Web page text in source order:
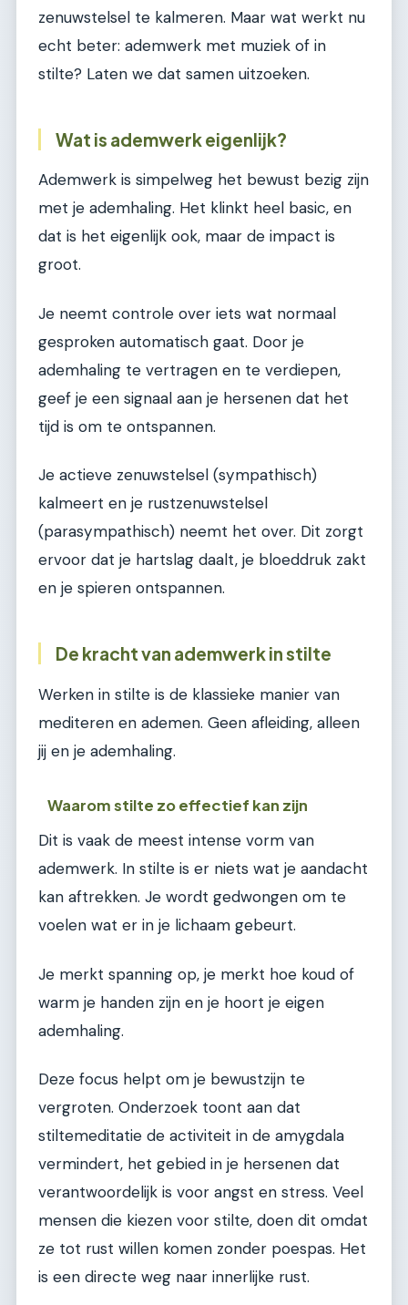
zenuwstelsel te kalmeren. Maar wat werkt nu
echt beter: ademwerk met muziek of in
stilte? Laten we dat samen uitzoeken.
Wat is ademwerk eigenlijk?
Ademwerk is simpelweg het bewust bezig zijn
met je ademhaling. Het klinkt heel basic, en
dat is het eigenlijk ook, maar de impact is
groot.
Je neemt controle over iets wat normaal
gesproken automatisch gaat. Door je
ademhaling te vertragen en te verdiepen,
geef je een signaal aan je hersenen dat het
tijd is om te ontspannen.
Je actieve zenuwstelsel (sympathisch)
kalmeert en je rustzenuwstelsel
(parasympathisch) neemt het over. Dit zorgt
ervoor dat je hartslag daalt, je bloeddruk zakt
en je spieren ontspannen.
De kracht van ademwerk in stilte
Werken in stilte is de klassieke manier van
mediteren en ademen. Geen afleiding, alleen
jij en je ademhaling.
Waarom stilte zo effectief kan zijn
Dit is vaak de meest intense vorm van
ademwerk. In stilte is er niets wat je aandacht
kan aftrekken. Je wordt gedwongen om te
voelen wat er in je lichaam gebeurt.
Je merkt spanning op, je merkt hoe koud of
warm je handen zijn en je hoort je eigen
ademhaling.
Deze focus helpt om je bewustzijn te
vergroten. Onderzoek toont aan dat
stiltemeditatie de activiteit in de amygdala
vermindert, het gebied in je hersenen dat
verantwoordelijk is voor angst en stress. Veel
mensen die kiezen voor stilte, doen dit omdat
ze tot rust willen komen zonder poespas. Het
is een directe weg naar innerlijke rust.